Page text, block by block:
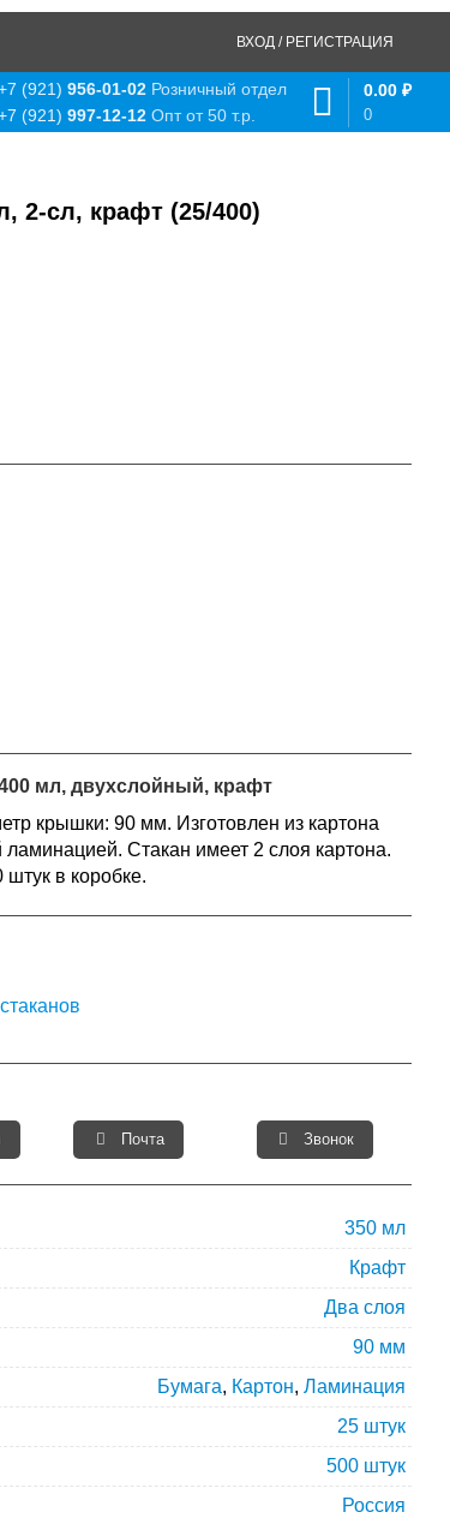
ВХОД / РЕГИСТРАЦИЯ
(921) 956-01-02 Розничный отдел
(921) 997-12-12 Опт от 50 т.р. 0
0.00 ₽
2-сл, крафт (25/400)
мл, двухслойный, крафт
крышки: 90 мм. Изготовлен из картона
Стакан имеет 2 слоя картона.
штук в коробке.
Почта Звонок
350 мл
Крафт
Два слоя
90 мм
Бумага, Картон, Ламинация
25 штук
500 штук
Россия